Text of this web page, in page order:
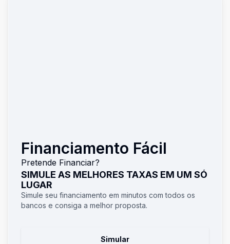
Financiamento Fácil
Pretende Financiar?
SIMULE AS MELHORES TAXAS EM UM SÓ
LUGAR
Simule seu financiamento em minutos com todos os
bancos e consiga a melhor proposta.
Simular